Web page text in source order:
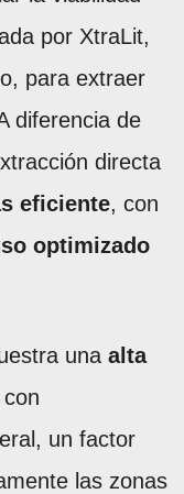
por XtraLit,
para extraer
diferencia de
directa
eficiente, con
optimizado
una alta
un factor
las zonas